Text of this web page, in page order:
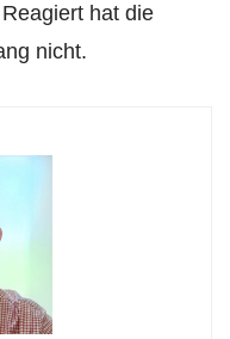
hat die
nicht.